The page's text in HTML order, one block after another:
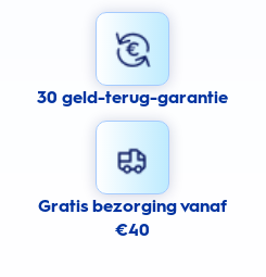
30 geld-terug-garantie
Gratis bezorging vanaf
€40